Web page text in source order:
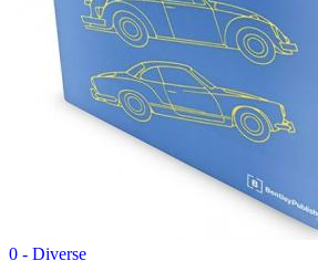
0 - Diverse